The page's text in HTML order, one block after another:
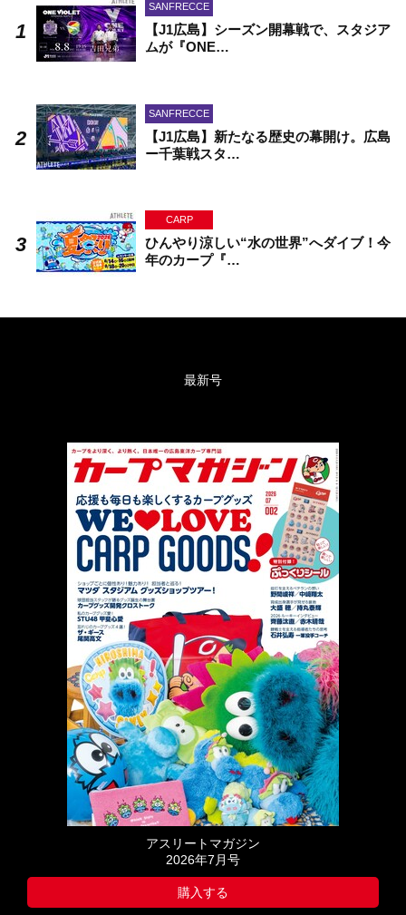
SANFRECCE
【J1広島】シーズン開幕戦で、スタジア
ムが『ONE…
SANFRECCE
【J1広島】新たなる歴史の幕開け。広島
ー千葉戦スタ…
CARP
ひんやり涼しい“水の世界”へダイブ！今
年のカープ『…
最新号
アスリートマガジン
2026年7月号
購入する